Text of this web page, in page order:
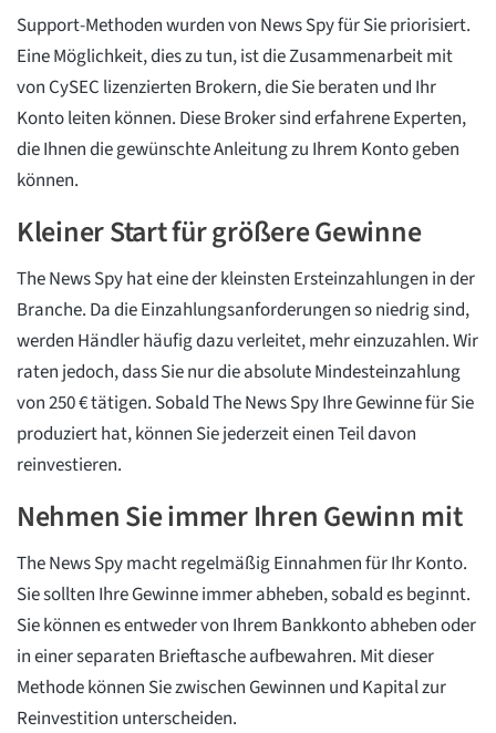
Support-Methoden wurden von News Spy für Sie priorisiert.
Eine Möglichkeit, dies zu tun, ist die Zusammenarbeit mit
von CySEC lizenzierten Brokern, die Sie beraten und Ihr
Konto leiten können. Diese Broker sind erfahrene Experten,
die Ihnen die gewünschte Anleitung zu Ihrem Konto geben
können.
Kleiner Start für größere Gewinne
The News Spy hat eine der kleinsten Ersteinzahlungen in der
Branche. Da die Einzahlungsanforderungen so niedrig sind,
werden Händler häufig dazu verleitet, mehr einzuzahlen. Wir
raten jedoch, dass Sie nur die absolute Mindesteinzahlung
von 250 € tätigen. Sobald The News Spy Ihre Gewinne für Sie
produziert hat, können Sie jederzeit einen Teil davon
reinvestieren.
Nehmen Sie immer Ihren Gewinn mit
The News Spy macht regelmäßig Einnahmen für Ihr Konto.
Sie sollten Ihre Gewinne immer abheben, sobald es beginnt.
Sie können es entweder von Ihrem Bankkonto abheben oder
in einer separaten Brieftasche aufbewahren. Mit dieser
Methode können Sie zwischen Gewinnen und Kapital zur
Reinvestition unterscheiden.